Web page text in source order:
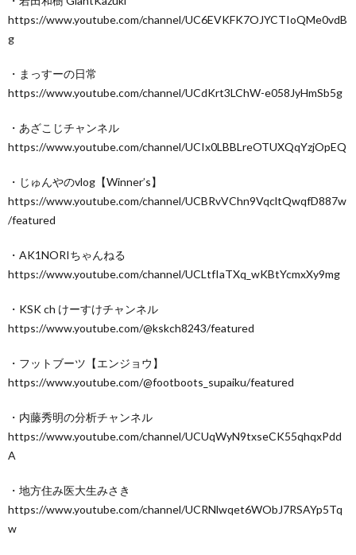
https://www.youtube.com/channel/UC6EVKFK7OJYCTIoQMe0vdB
g
・まっすーの日常
https://www.youtube.com/channel/UCdKrt3LChW-e058JyHmSb5g
・あざこじチャンネル
https://www.youtube.com/channel/UCIx0LBBLreOTUXQqYzjOpEQ
・じゅんやのvlog【Winner’s】
https://www.youtube.com/channel/UCBRvVChn9VqcltQwqfD887w
/featured
・AK1NORIちゃんねる
https://www.youtube.com/channel/UCLtfIaTXq_wKBtYcmxXy9mg
・KSK ch けーすけチャンネル
https://www.youtube.com/@kskch8243/featured
・フットブーツ【エンジョウ】
https://www.youtube.com/@footboots_supaiku/featured
・内藤秀明の分析チャンネル
https://www.youtube.com/channel/UCUqWyN9txseCK55qhqxPdd
A
・地方住み医大生みさき
https://www.youtube.com/channel/UCRNlwqet6WObJ7RSAYp5Tq
w